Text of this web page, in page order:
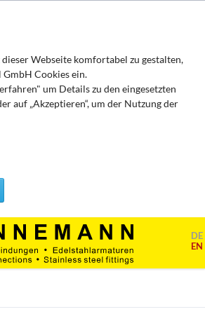
Webseite komfortabel zu gestalten,
Cookies ein.
um Details zu den eingesetzten
auf „Akzeptieren“, um der Nutzung der
Cookies
Ihnen getätigte Aktionen, wie etwa das
zu übernehmen.
akzeptieren
geschieht vor allem mit Cookies und mit
Die Analyse Ihres Surf-
DE
EN